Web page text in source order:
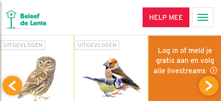
HELP MEE
UITGEVLOGEN UITGEVLOGEN
Log in of meld je
gratis aan en volg
alle livestreams